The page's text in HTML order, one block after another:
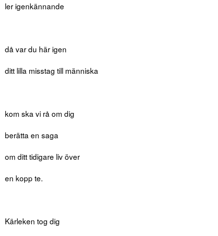
ler igenkännande
då var du här igen
ditt lilla misstag till människa
kom ska vi rå om dig
berätta en saga
om ditt tidigare liv över
en kopp te.
Kärleken tog dig